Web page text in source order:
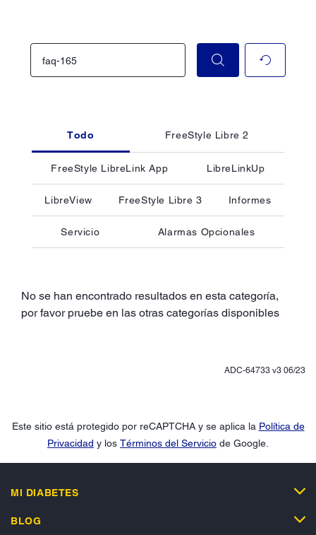
Todo FreeStyle Libre 2
FreeStyle LibreLink App LibreLinkUp
LibreView FreeStyle Libre 3 Informes
Servicio Alarmas Opcionales
No se han encontrado resultados en esta categoría,
por favor pruebe en las otras categorías disponibles
ADC-64733 v3 06/23
Este sitio está protegido por reCAPTCHA y se aplica la Política de
Privacidad y los Términos del Servicio de Google.
MI DIABETES
BLOG